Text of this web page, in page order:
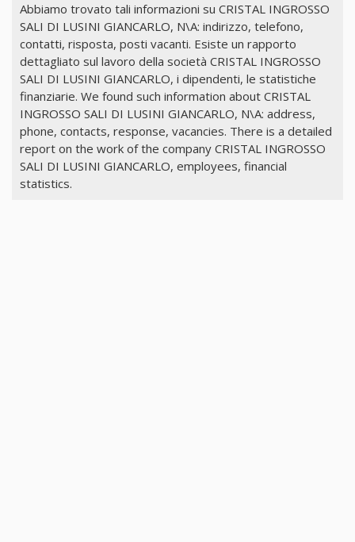
Abbiamo trovato tali informazioni su CRISTAL INGROSSO
SALI DI LUSINI GIANCARLO, N\A: indirizzo, telefono,
contatti, risposta, posti vacanti. Esiste un rapporto
dettagliato sul lavoro della società CRISTAL INGROSSO
SALI DI LUSINI GIANCARLO, i dipendenti, le statistiche
finanziarie. We found such information about CRISTAL
INGROSSO SALI DI LUSINI GIANCARLO, N\A: address,
phone, contacts, response, vacancies. There is a detailed
report on the work of the company CRISTAL INGROSSO
SALI DI LUSINI GIANCARLO, employees, financial
statistics.